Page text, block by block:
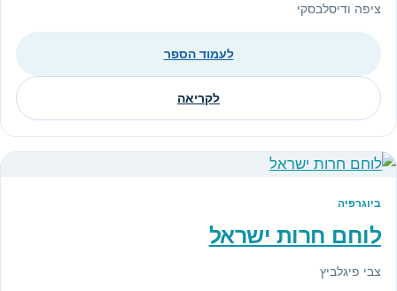
ציפה ודיסלבסקי
לעמוד הספר
לקריאה
ביוגרפיה
לוחם חרות ישראל
צבי פיגלביץ